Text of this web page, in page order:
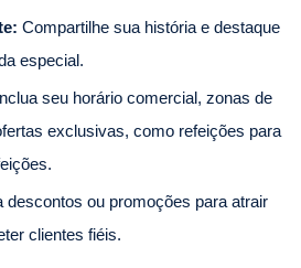
Compartilhe sua história e destaque
especial.
seu horário comercial, zonas de
exclusivas, como refeições para
descontos ou promoções para atrair
clientes fiéis.